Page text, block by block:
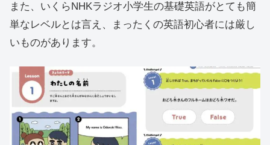
また、いくらNHKラジオ小学生の基礎英語がとても簡
単なレベルとは言え、まったくの英語初心者には厳し
いものがあります。